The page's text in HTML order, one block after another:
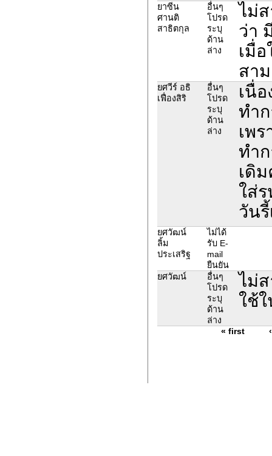
ยาซีน
ศานติ
สาธิตกุล
อื่นๆ
โปรด
ระบุ
ด้าน
ล่าง
ไม่
ว่า
เมื่
สา
ยศวีร์ อธิ
เฟื่องสิริ
อื่นๆ
โปรด
ระบุ
ด้าน
ล่าง
เนื่
ทำ
เพ
ทำ
เดิ
ใส่
วัน
ยศวัฒน์
ลิ้ม
ประเสริฐ
ไม่ได้
รับ E-
mail
ยืนยัน
ยศวัฒน์
อื่นๆ
โปรด
ระบุ
ด้าน
ล่าง
ไม่
ใช้
« first